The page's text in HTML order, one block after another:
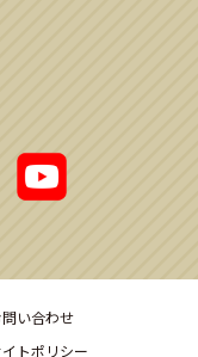
問い合わせ
トポリシー